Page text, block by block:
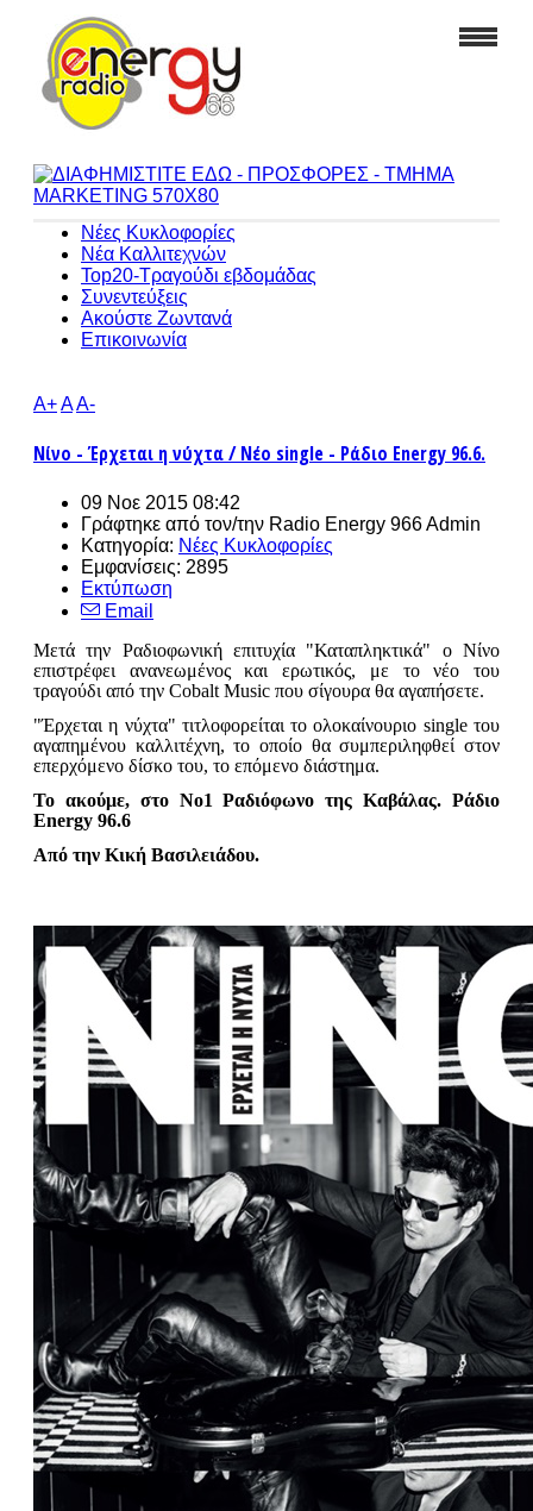
Νέες Κυκλοφορίες
Νέα Καλλιτεχνών
Top20-Τραγούδι εβδομάδας
Συνεντεύξεις
Ακούστε Ζωντανά
Επικοινωνία
A+AA-
Νίνο - Έρχεται η νύχτα / Νέο single - Ράδιο Energy 96.6.
09 Νοε 2015 08:42
Γράφτηκε από τον/την Radio Energy 966 Admin
Κατηγορία: Νέες Κυκλοφορίες
Εμφανίσεις: 2895
Εκτύπωση
Email
Μετά την Ραδιοφωνική επιτυχία "Καταπληκτικά" ο Νίνο
επιστρέφει ανανεωμένος και ερωτικός, με το νέο του
τραγούδι από την Cobalt Music που σίγουρα θα αγαπήσετε.
"Έρχεται η νύχτα" τιτλοφορείται το ολοκαίνουριο single του
αγαπημένου καλλιτέχνη, το οποίο θα συμπεριληφθεί στον
επερχόμενο δίσκο του, το επόμενο διάστημα.
Το ακούμε, στο Νο1 Ραδιόφωνο της Καβάλας. Ράδιο
Energy 96.6
Από την Κική Βασιλειάδου.